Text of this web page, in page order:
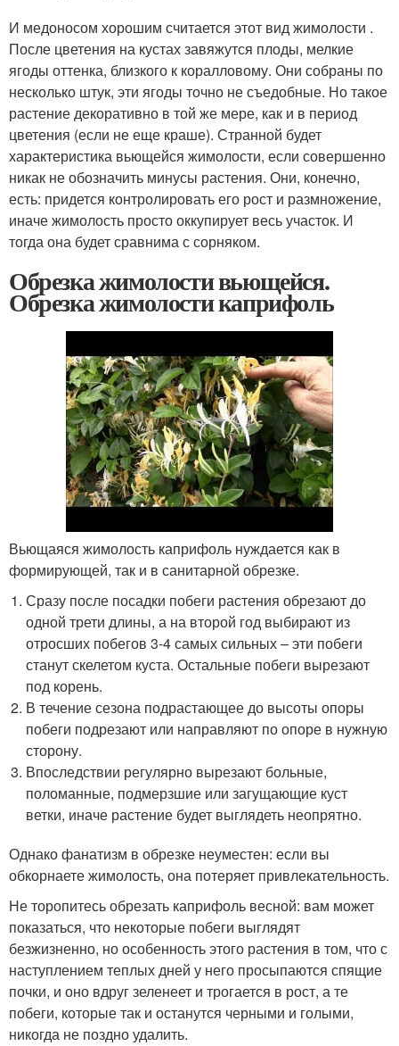
И медоносом хорошим считается этот вид жимолости .
После цветения на кустах завяжутся плоды, мелкие
ягоды оттенка, близкого к коралловому. Они собраны по
несколько штук, эти ягоды точно не съедобные. Но такое
растение декоративно в той же мере, как и в период
цветения (если не еще краше). Странной будет
характеристика вьющейся жимолости, если совершенно
никак не обозначить минусы растения. Они, конечно,
есть: придется контролировать его рост и размножение,
иначе жимолость просто оккупирует весь участок. И
тогда она будет сравнима с сорняком.
Обрезка жимолости вьющейся.
Обрезка жимолости каприфоль
Вьющаяся жимолость каприфоль нуждается как в
формирующей, так и в санитарной обрезке.
Сразу после посадки побеги растения обрезают до
одной трети длины, а на второй год выбирают из
отросших побегов 3-4 самых сильных – эти побеги
станут скелетом куста. Остальные побеги вырезают
под корень.
В течение сезона подрастающее до высоты опоры
побеги подрезают или направляют по опоре в нужную
сторону.
Впоследствии регулярно вырезают больные,
поломанные, подмерзшие или загущающие куст
ветки, иначе растение будет выглядеть неопрятно.
Однако фанатизм в обрезке неуместен: если вы
обкорнаете жимолость, она потеряет привлекательность.
Не торопитесь обрезать каприфоль весной: вам может
показаться, что некоторые побеги выглядят
безжизненно, но особенность этого растения в том, что с
наступлением теплых дней у него просыпаются спящие
почки, и оно вдруг зеленеет и трогается в рост, а те
побеги, которые так и останутся черными и голыми,
никогда не поздно удалить.